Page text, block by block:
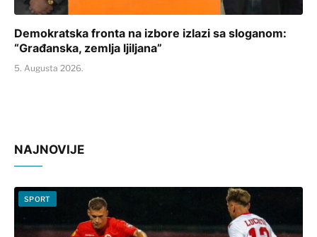
Demokratska fronta na izbore izlazi sa sloganom:
“Građanska, zemlja ljiljana”
5. Augusta 2026.
NAJNOVIJE
SPORT